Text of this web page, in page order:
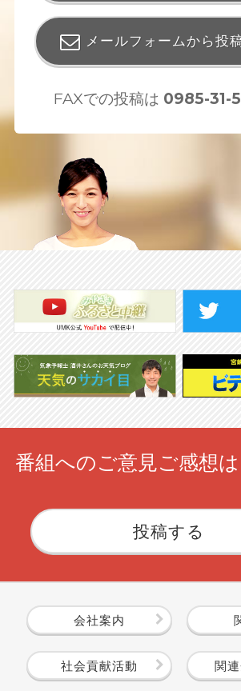
メールフォームから投
FAXでの投稿は 0985-31-
番組へのご意見ご感想
投稿する
会社案内
社会貢献活動 関